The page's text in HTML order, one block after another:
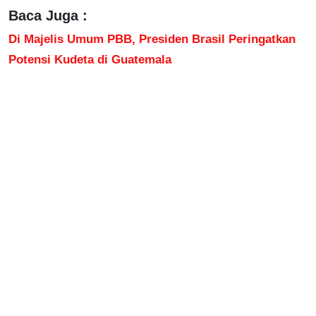
Baca Juga :
Di Majelis Umum PBB, Presiden Brasil Peringatkan
Potensi Kudeta di Guatemala